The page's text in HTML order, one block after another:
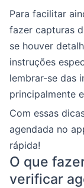
Para facilitar
fazer capturas
se houver
instruções
lembrar-se das
principalmente
Com essas
agendada no
rápida!
O que
verificar